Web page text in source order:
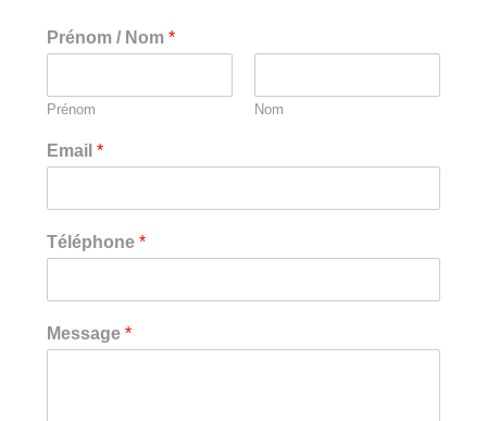
Prénom / Nom*
Prénom Nom
Email*
Téléphone*
Message*